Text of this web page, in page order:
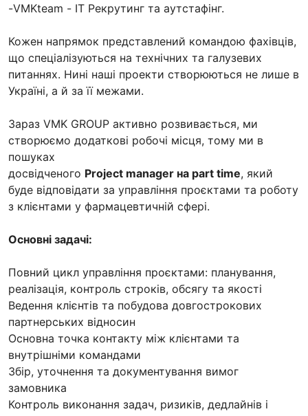
-VMKteam - ІТ Рекрутинг та аутстафінг.
Кожен напрямок представлений командою фахівців,
що спеціалізуються на технічних та галузевих
питаннях. Нині наші проекти створюються не лише в
Україні, а й за її межами.
Зараз VMK GROUP активно розвивається, ми
створюємо додаткові робочі місця, тому ми в
пошуках
досвідченого Project manager на part time, який
буде відповідати за управління проєктами та роботу
з клієнтами у фармацевтичній сфері.
Основні задачі:
Повний цикл управління проєктами: планування,
реалізація, контроль строків, обсягу та якості
Ведення клієнтів та побудова довгострокових
партнерських відносин
Основна точка контакту між клієнтами та
внутрішніми командами
Збір, уточнення та документування вимог
замовника
Контроль виконання задач, ризиків, дедлайнів і